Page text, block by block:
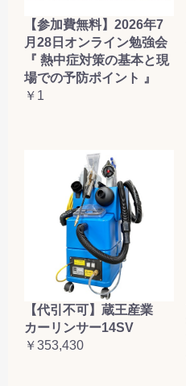
【参加費無料】2026年7
月28日オンライン勉強会
『 熱中症対策の基本と現
場での予防ポイント 』
￥1
【代引不可】蔵王産業
カーリンサー14SV
￥353,430